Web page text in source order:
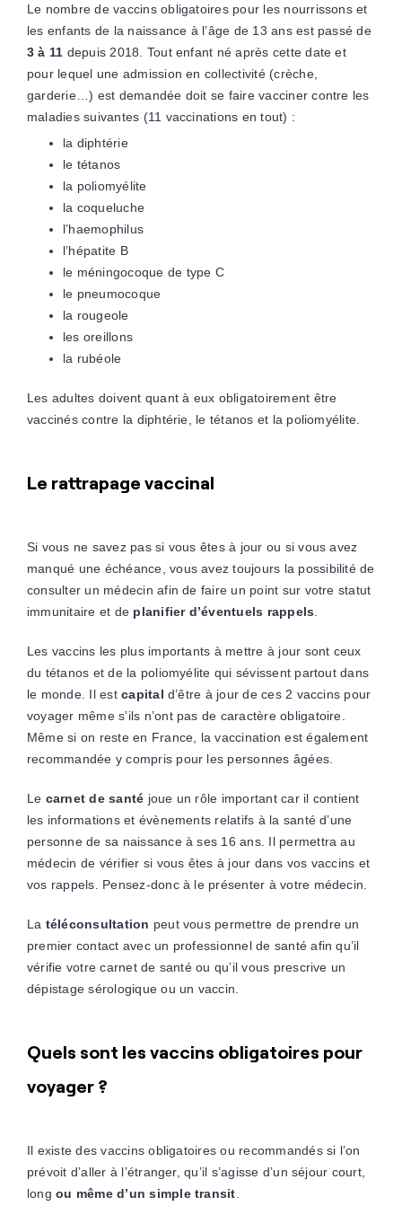
Le nombre de vaccins obligatoires pour les nourrissons et
les enfants de la naissance à l’âge de 13 ans est passé de
3 à 11 depuis 2018. Tout enfant né après cette date et
pour lequel une admission en collectivité (crèche,
garderie…) est demandée doit se faire vacciner contre les
maladies suivantes (11 vaccinations en tout) :
la diphtérie
le tétanos
la poliomyélite
la coqueluche
l’haemophilus
l’hépatite B
le méningocoque de type C
le pneumocoque
la rougeole
les oreillons
la rubéole
Les adultes doivent quant à eux obligatoirement être
vaccinés contre la diphtérie, le tétanos et la poliomyélite.
Le rattrapage vaccinal
Si vous ne savez pas si vous êtes à jour ou si vous avez
manqué une échéance, vous avez toujours la possibilité de
consulter un médecin afin de faire un point sur votre statut
immunitaire et de planifier d’éventuels rappels
Les vaccins les plus importants à mettre à jour sont ceux
du tétanos et de la poliomyélite qui sévissent partout dans
le monde. Il estcapital d’être à jour de ces 2 vaccins pour
voyager même s’ils n’ont pas de caractère obligatoire.
Même si on reste en France, la vaccination est également
recommandée y compris pour les personnes âgées.
Le carnet de santé joue un rôle important car il contient
les informations et évènements relatifs à la santé d’une
personne de sa naissance à ses 16 ans. Il permettra au
médecin de vérifier si vous êtes à jour dans vos vaccins et
vos rappels. Pensez-donc à le présenter à votre médecin.
La téléconsultation peut vous permettre de prendre un
premier contact avec un professionnel de santé afin qu’il
vérifie votre carnet de santé ou qu’il vous prescrive un
dépistage sérologique ou un vaccin.
Quels sont les vaccins obligatoires pour
voyager ?
Il existe des vaccins obligatoires ou recommandés si l’on
prévoit d’aller à l’étranger, qu’il s’agisse d’un séjour court,
longou même d’un simple transit